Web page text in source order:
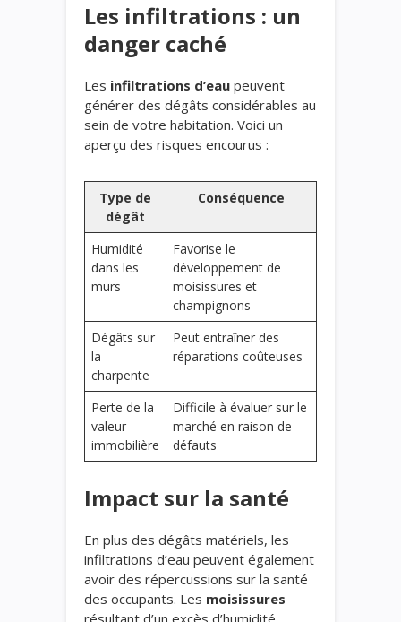
Les infiltrations : un
danger caché
Les infiltrations d’eau peuvent
générer des dégâts considérables au
sein de votre habitation. Voici un
aperçu des risques encourus :
Type de
dégât
Conséquence
Humidité
dans les
murs
Favorise le
développement de
moisissures et
champignons
Dégâts sur
la
charpente
Peut entraîner des
réparations coûteuses
Perte de la
valeur
immobilière
Difficile à évaluer sur le
marché en raison de
défauts
Impact sur la santé
En plus des dégâts matériels, les
infiltrations d’eau peuvent également
avoir des répercussions sur la santé
des occupants. Les moisissures
résultant d’un excès d’humidité